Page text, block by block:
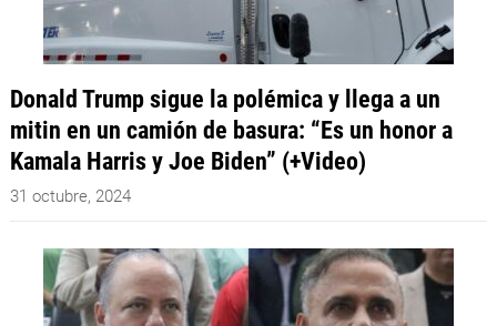
Donald Trump sigue la polémica y llega a un
mitin en un camión de basura: “Es un honor a
Kamala Harris y Joe Biden” (+Video)
31 octubre, 2024